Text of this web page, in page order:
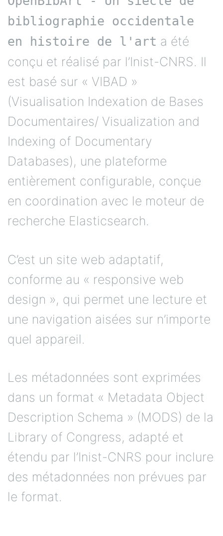
bibliographie occidentale
en histoire de l'art a été
conçu et réalisé par l’Inist-CNRS. Il
est basé sur « VIBAD »
(Visualisation Indexation de Bases
Documentaires/ Visualization and
Indexing of Documentary
Databases), une plateforme
entièrement configurable, conçue
en coordination avec le moteur de
recherche Elasticsearch.
C’est un site web adaptatif,
conforme au « responsive web
design », qui permet une lecture et
une navigation aisées sur n’importe
quel appareil.
Les métadonnées sont exprimées
dans un format « Metadata Object
Description Schema » (MODS) de la
Library of Congress, adapté et
étendu par l’Inist-CNRS pour inclure
des métadonnées non prévues par
le format.